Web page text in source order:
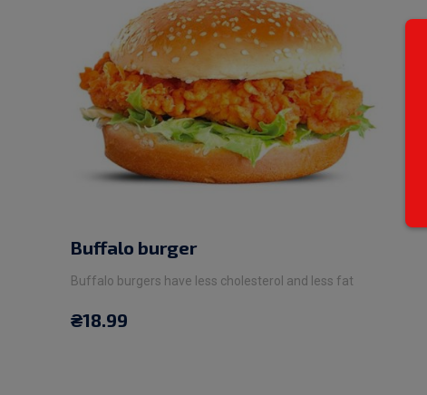
Buffalo burger
Buffalo burgers have less cholesterol and less fat
₴18.99